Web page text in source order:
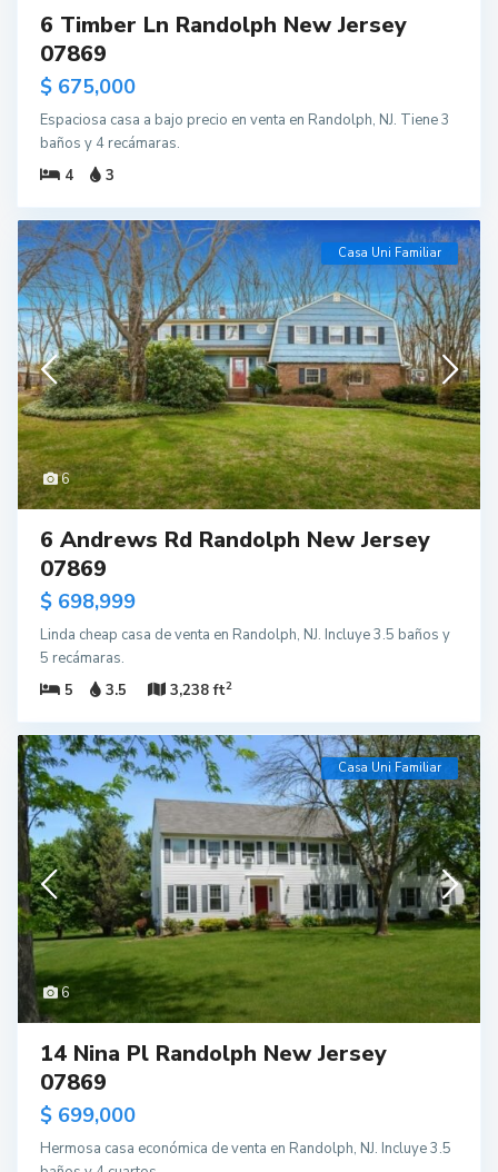
6 Timber Ln Randolph New Jersey
07869
$ 675,000
Espaciosa casa a bajo precio en venta en Randolph, NJ. Tiene 3
baños y 4 recámaras.
4
3
6
Casa Uni Familiar
6 Andrews Rd Randolph New Jersey
07869
$ 698,999
Linda cheap casa de venta en Randolph, NJ. Incluye 3.5 baños y
5 recámaras.
5
3.5 3,238 ft2
6
Casa Uni Familiar
14 Nina Pl Randolph New Jersey
07869
$ 699,000
Hermosa casa económica de venta en Randolph, NJ. Incluye 3.5